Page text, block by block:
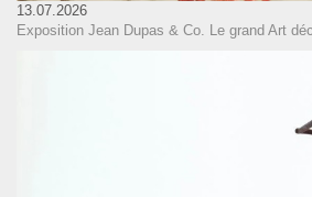
13.07.2026
Exposition Jean Dupas & Co. Le grand Art